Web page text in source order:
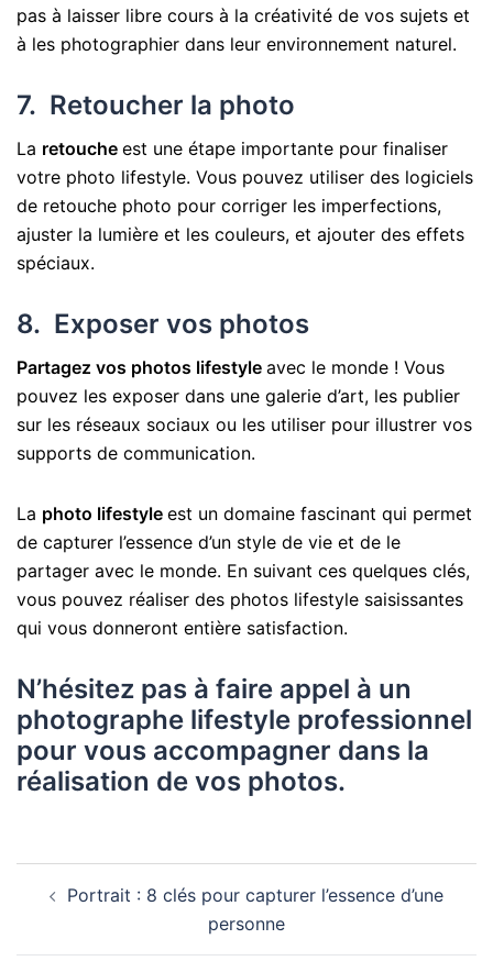
pas à laisser libre cours à la créativité de vos sujets et
à les photographier dans leur environnement naturel.
7. Retoucher la photo
La retouche est une étape importante pour finaliser
votre photo lifestyle. Vous pouvez utiliser des logiciels
de retouche photo pour corriger les imperfections,
ajuster la lumière et les couleurs, et ajouter des effets
spéciaux.
8. Exposer vos photos
Partagez vos photos lifestyle avec le monde ! Vous
pouvez les exposer dans une galerie d’art, les publier
sur les réseaux sociaux ou les utiliser pour illustrer vos
supports de communication.
La photo lifestyle est un domaine fascinant qui permet
de capturer l’essence d’un style de vie et de le
partager avec le monde. En suivant ces quelques clés,
vous pouvez réaliser des photos lifestyle saisissantes
qui vous donneront entière satisfaction.
N’hésitez pas à faire appel à un
photographe lifestyle professionnel
pour vous accompagner dans la
réalisation de vos photos.
Portrait : 8 clés pour capturer l’essence d’une
personne